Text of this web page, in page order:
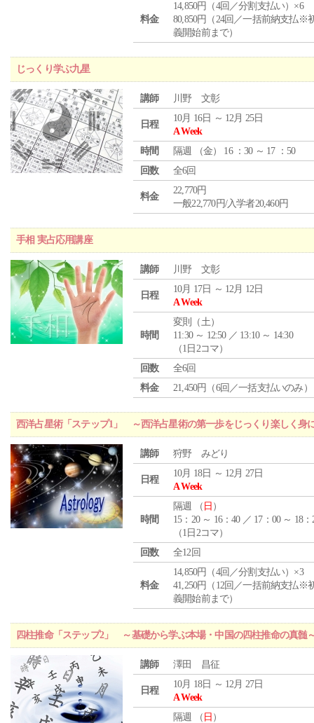
料金
14,850円（4回／分割支払い）×6
80,850円（24回／一括前納支払※
義開始前まで）
じっくり学ぶ九星
講師 川野 文彰
日程
10月 16日 ～ 12月 25日
A Week
時間
隔週 （金） 16 ：30 ～ 17 ：50
回数
全6回
料金
22,770円
一般22,770円/入学者20,460円
手相 実占応用講座
講師 川野 文彰
日程
10月 17日 ～ 12月 12日
A Week
時間
変則（土）
11:30 ～ 12:50 ／ 13:10 ～ 14:30
（1日2コマ）
回数
全6回
料金
21,450円（6回／一括支払いのみ）
西洋占星術「ステップ1」 ～西洋占星術の第一歩をじっくり楽しく身
講師 狩野 みどり
日程
10月 18日 ～ 12月 27日
A Week
時間
隔週 （ 日 ）
15：20 ～ 16：40 ／ 17：00 ～ 18：
（1日2コマ）
回数
全12回
料金
14,850円（4回／分割支払い）×3
41,250円（12回／一括前納支払※
義開始前まで）
四柱推命「ステップ2」 ～基礎から学ぶ本場・中国の四柱推命の真髄
講師 澤田 昌征
日程
10月 18日 ～ 12月 27日
A Week
隔週 （ 日 ）